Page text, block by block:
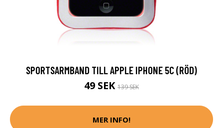
SPORTSARMBAND TILL APPLE IPHONE 5C (RÖD)
49 SEK 139 SEK
MER INFO!